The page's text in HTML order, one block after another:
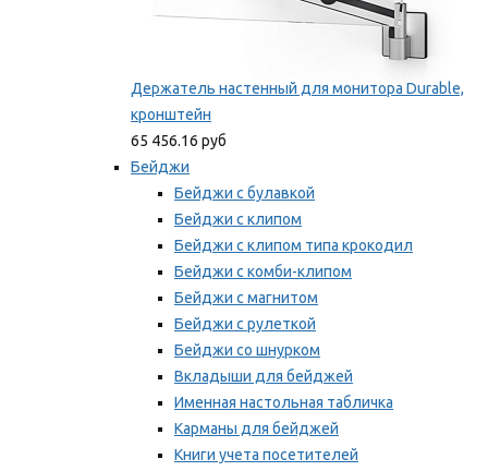
Держатель настенный для монитора Durable,
кронштейн
65 456.16 руб
Бейджи
Бейджи с булавкой
Бейджи с клипом
Бейджи с клипом типа крокодил
Бейджи с комби-клипом
Бейджи с магнитом
Бейджи с рулеткой
Бейджи со шнурком
Вкладыши для бейджей
Именная настольная табличка
Карманы для бейджей
Книги учета посетителей